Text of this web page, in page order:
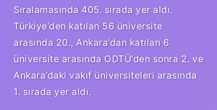
Sıralamasında 405. sırada yer aldı.
Türkiye’den katılan 56 üniversite
arasında 20., Ankara’dan katılan 6
üniversite arasında ODTÜ’den sonra 2. ve
Ankara’daki vakıf üniversiteleri arasında
1. sırada yer aldı.